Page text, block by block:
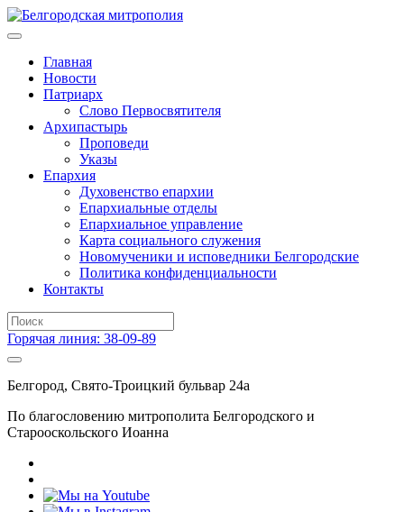
Главная
Новости
Патриарх
Слово Первосвятителя
Архипастырь
Проповеди
Указы
Епархия
Духовенство епархии
Епархиальные отделы
Епархиальное управление
Карта социального служения
Новомученики и исповедники Белгородские
Политика конфиденциальности
Контакты
Горячая линия: 38-09-89
Белгород, Свято-Троицкий бульвар 24а
По благословению митрополита Белгородского и
Старооскольского Иоанна